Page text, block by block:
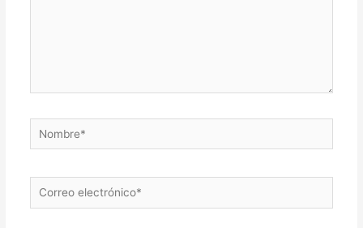
Nombre*
Correo
electrónico*